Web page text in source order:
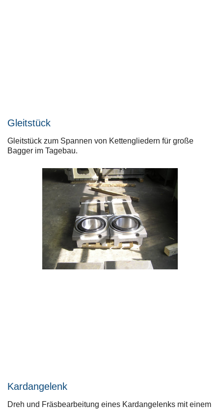
Gleitstück
Gleitstück zum Spannen von Kettengliedern für große
Bagger im Tagebau.
Kardangelenk
Dreh und Fräsbearbeitung eines Kardangelenks mit einem